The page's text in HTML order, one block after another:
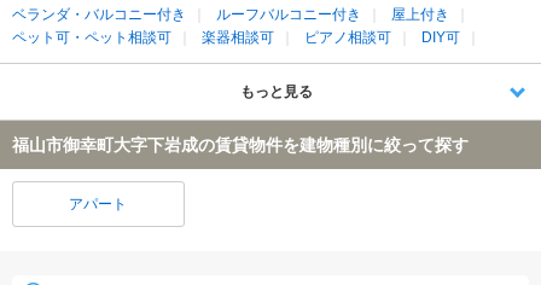
ベランダ・バルコニー付き
ルーフバルコニー付き
屋上付き
ペット可・ペット相談可
楽器相談可 ピアノ相談可 DIY可
もっと見る
福山市御幸町大字下岩成の賃貸物件を建物種別に絞って探す
アパート